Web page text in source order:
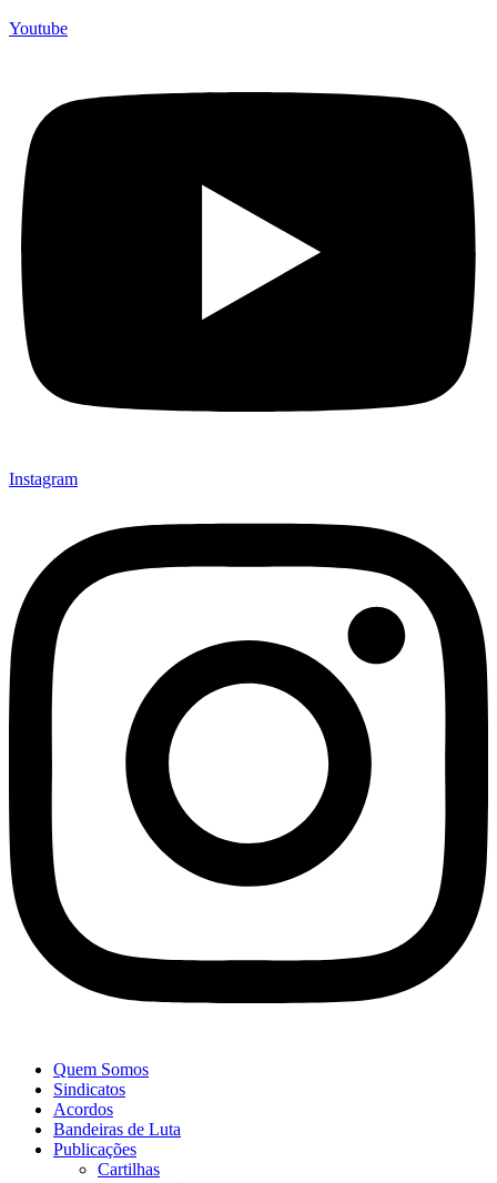
Youtube
Instagram
Quem Somos
Sindicatos
Acordos
Bandeiras de Luta
Publicações
Cartilhas